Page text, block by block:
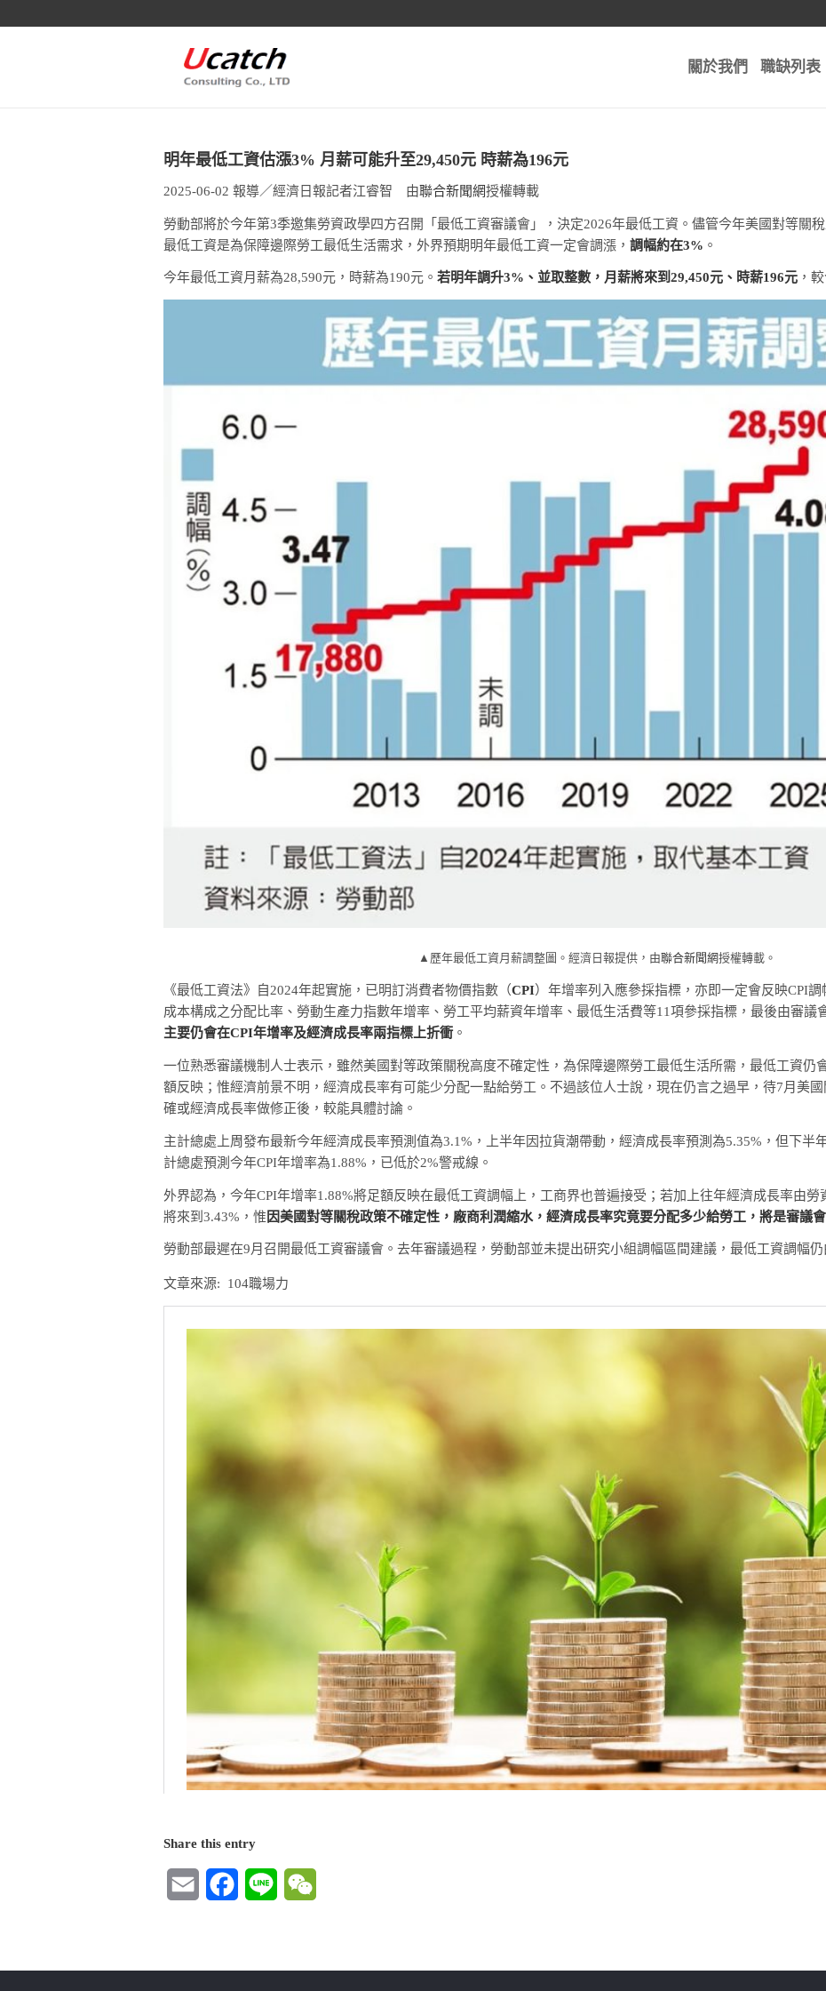
關於我們 職缺列表
明年最低工資估漲3% 月薪可能升至29,450元 時薪為196元
2025-06-02 報導／經濟日報記者江睿智 由聯合新聞網授權轉載
勞動部將於今年第3季邀集勞資政學四方召開「最低工資審議會」，決定2026年最低工資。儘管今年美國對等關
最低工資是為保障邊際勞工最低生活需求，外界預期明年最低工資一定會調漲，調幅約在3% 。
今年最低工資月薪為28,590元，時薪為190元。若明年調升3%、並取整數，月薪將來到29,450元、時薪196元 ，
▲歷年最低工資月薪調整圖。經濟日報提供，由聯合新聞網授權轉載。
《最低工資法》自2024年起實施，已明訂消費者物價指數（CPI）年增率列入應參採指標，亦即一定會反映CPI
成本構成之分配比率、勞動生產力指數年增率、勞工平均薪資年增率、最低生活費等11項參採指標，最後由審議
主要仍會在CPI年增率及經濟成長率兩指標上折衝。
一位熟悉審議機制人士表示，雖然美國對等政策關稅高度不確定性，為保障邊際勞工最低生活所需，最低工資仍
額反映；惟經濟前景不明，經濟成長率有可能少分配一點給勞工。不過該位人士說，現在仍言之過早，待7月美
確或經濟成長率做修正後，較能具體討論。
主計總處上周發布最新今年經濟成長率預測值為3.1%，上半年因拉貨潮帶動，經濟成長率預測為5.35%，但下半
計總處預測今年CPI年增率為1.88%，已低於2%警戒線。
外界認為，今年CPI年增率1.88%將足額反映在最低工資調幅上，工商界也普遍接受；若加上往年經濟成長率由
將來到3.43%，惟 因美國對等關稅政策不確定性，廠商利潤縮水，經濟成長率究竟要分配多少給勞工，將是審議
勞動部最遲在9月召開最低工資審議會。去年審議過程，勞動部並未提出研究小組調幅區間建議，最低工資調幅仍
文章來源: 104職場力
Share this entry
Email FacebookLine